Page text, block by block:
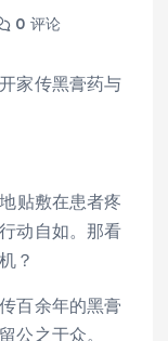
0 评论
家传黑膏药与
贴敷在患者疼
动自如。那看
？
百余年的黑膏
公之于众。